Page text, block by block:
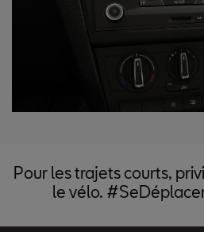
Pour les trajets courts,
le vélo.